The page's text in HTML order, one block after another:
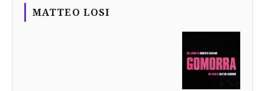
MATTEO LOSI